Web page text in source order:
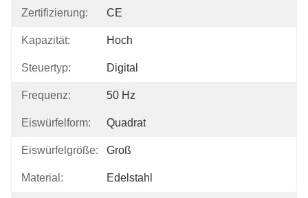
Zertifizierung: CE
Kapazität: Hoch
Steuertyp: Digital
Frequenz: 50 Hz
Eiswürfelform: Quadrat
Eiswürfelgröße: Groß
Material: Edelstahl